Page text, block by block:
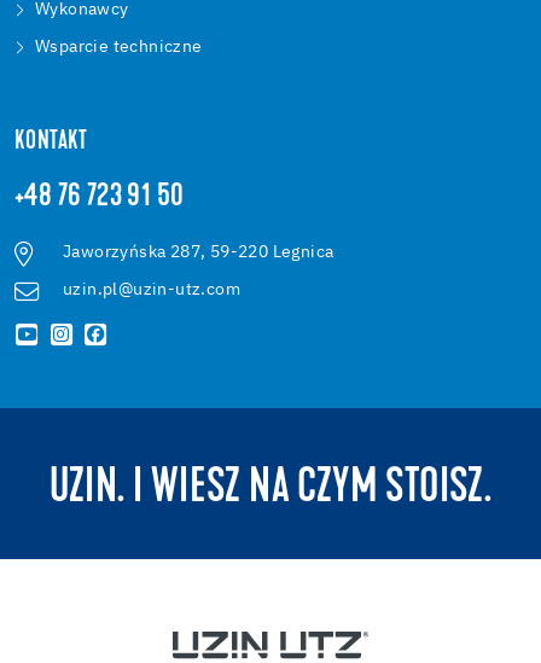
Wykonawcy
Wsparcie techniczne
KONTAKT
+48 76 723 91 50
Jaworzyńska 287, 59-220 Legnica
uzin.pl@uzin-utz.com
UZIN. I WIESZ NA CZYM STOISZ.